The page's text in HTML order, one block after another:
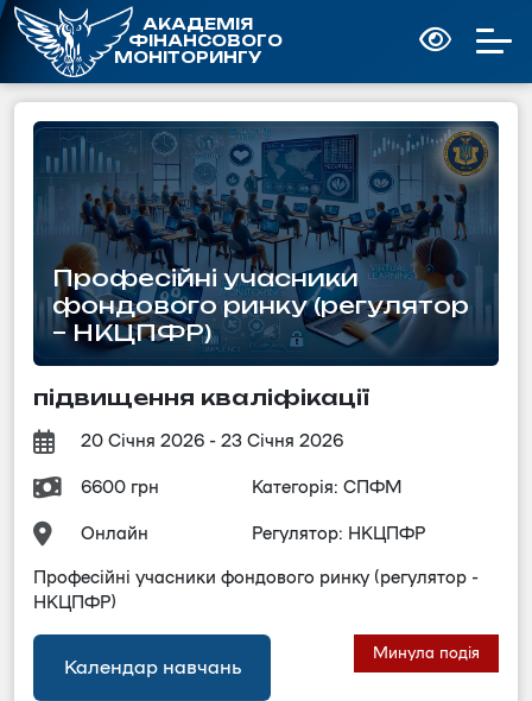
АКАДЕМІЯ
ФІНАНСОВОГО
МОНІТОРИНГУ
Професійні учасники
фондового ринку (регулятор
– НКЦПФР)
підвищення кваліфікації
20 Січня 2026 - 23 Січня 2026
6600 грн
Онлайн
Категорія: СПФМ
Регулятор: НКЦПФР
Професійні учасники фондового ринку (регулятор -
НКЦПФР)
Календар навчань